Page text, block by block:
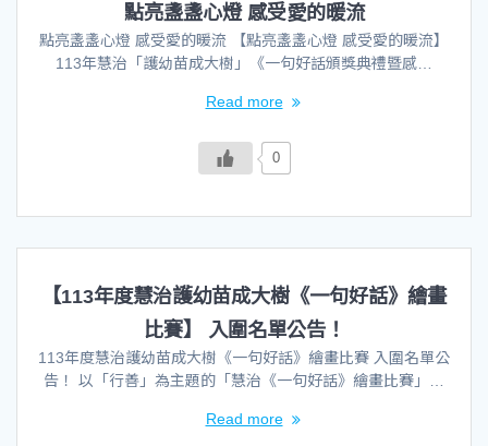
點亮盞盞心燈 感受愛的暖流
點亮盞盞心燈 感受愛的暖流 【點亮盞盞心燈 感受愛的暖流】
113年慧治「護幼苗成大樹」《一句好話頒獎典禮暨感…
Read more
0
【113年度慧治護幼苗成大樹《一句好話》繪畫
比賽】 入圍名單公告！
113年度慧治護幼苗成大樹《一句好話》繪畫比賽 入圍名單公
告！ 以「行善」為主題的「慧治《一句好話》繪畫比賽」…
Read more